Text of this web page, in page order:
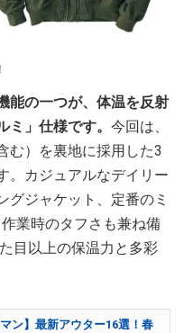
能の一つが、体温を反射
」仕様です。 今回は、
む）を裏地に採用した3
。カジュアルなデイリー
グジャケット、定番のミ
業時のタフさも兼ね備
目以上の保温力と多彩
マン】最新アウター16選！春